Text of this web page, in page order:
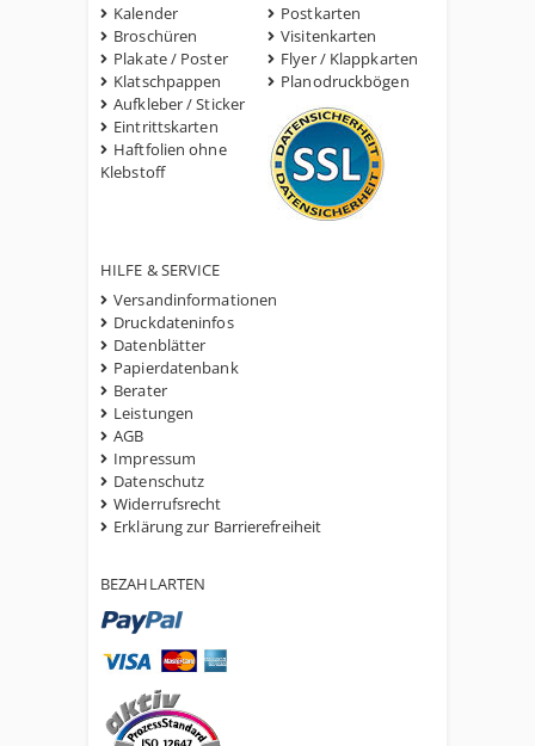
Kalender
Broschüren
Plakate / Poster
Klatschpappen
Aufkleber / Sticker
Eintrittskarten
Haftfolien ohne
Klebstoff
Postkarten
Visitenkarten
Flyer / Klappkarten
Planodruckbögen
HILFE & SERVICE
Versandinformationen
Druckdateninfos
Datenblätter
Papierdatenbank
Berater
Leistungen
AGB
Impressum
Datenschutz
Widerrufsrecht
Erklärung zur Barrierefreiheit
BEZAHLARTEN